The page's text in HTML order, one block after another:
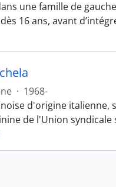
une famille de
16 ans, avant
· 1968-
d'origine italienne,
de l'Union